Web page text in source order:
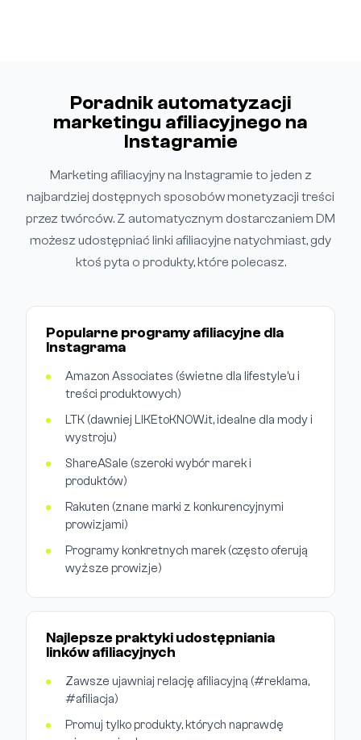
Poradnik automatyzacji
marketingu afiliacyjnego na
Instagramie
Marketing afiliacyjny na Instagramie to jeden z
najbardziej dostępnych sposobów monetyzacji treści
przez twórców. Z automatycznym dostarczaniem DM
możesz udostępniać linki afiliacyjne natychmiast, gdy
ktoś pyta o produkty, które polecasz.
Popularne programy afiliacyjne dla
Instagrama
Amazon Associates (świetne dla lifestyle'u i
treści produktowych)
LTK (dawniej LIKEtoKNOW.it, idealne dla mody i
wystroju)
ShareASale (szeroki wybór marek i
produktów)
Rakuten (znane marki z konkurencyjnymi
prowizjami)
Programy konkretnych marek (często oferują
wyższe prowizje)
Najlepsze praktyki udostępniania
linków afiliacyjnych
Zawsze ujawniaj relację afiliacyjną (#reklama,
#afiliacja)
Promuj tylko produkty, których naprawdę